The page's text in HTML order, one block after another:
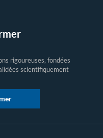
rigoureuses, fondées
scientifiquement